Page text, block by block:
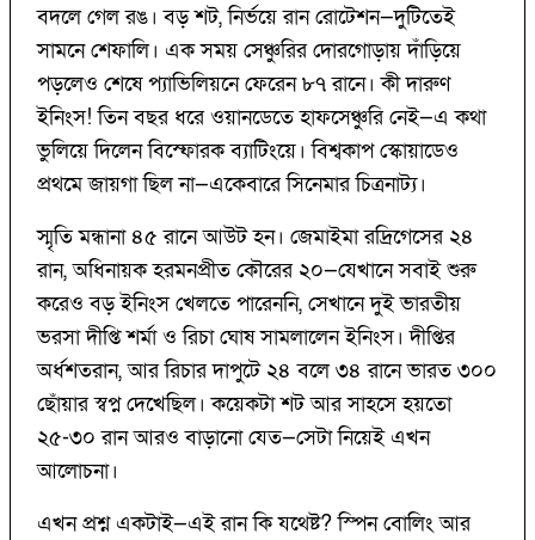
বদলে গেল রঙ। বড় শট, নির্ভয়ে রান রোটেশন—দুটিতেই
সামনে শেফালি। এক সময় সেঞ্চুরির দোরগোড়ায় দাঁড়িয়ে
পড়লেও শেষে প্যাভিলিয়নে ফেরেন ৮৭ রানে। কী দারুণ
ইনিংস! তিন বছর ধরে ওয়ানডেতে হাফসেঞ্চুরি নেই—এ কথা
ভুলিয়ে দিলেন বিস্ফোরক ব্যাটিংয়ে। বিশ্বকাপ স্কোয়াডেও
প্রথমে জায়গা ছিল না—একেবারে সিনেমার চিত্রনাট্য।
স্মৃতি মন্ধানা ৪৫ রানে আউট হন। জেমাইমা রদ্রিগেসের ২৪
রান, অধিনায়ক হরমনপ্রীত কৌরের ২০—যেখানে সবাই শুরু
করেও বড় ইনিংস খেলতে পারেননি, সেখানে দুই ভারতীয়
ভরসা দীপ্তি শর্মা ও রিচা ঘোষ সামলালেন ইনিংস। দীপ্তির
অর্ধশতরান, আর রিচার দাপুটে ২৪ বলে ৩৪ রানে ভারত ৩০০
ছোঁয়ার স্বপ্ন দেখেছিল। কয়েকটা শট আর সাহসে হয়তো
২৫-৩০ রান আরও বাড়ানো যেত—সেটা নিয়েই এখন
আলোচনা।
এখন প্রশ্ন একটাই—এই রান কি যথেষ্ট? স্পিন বোলিং আর